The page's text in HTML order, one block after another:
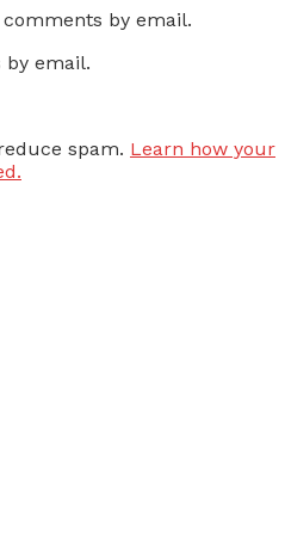
by email.
by email.
spam. Learn how your